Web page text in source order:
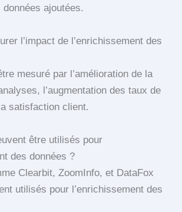
ajoutées.
l’impact de l’enrichissement des
mesuré par l’amélioration de la
l’augmentation des taux de
satisfaction client.
être utilisés pour
des données ?
Clearbit, ZoomInfo, et DataFox
utilisés pour l’enrichissement des